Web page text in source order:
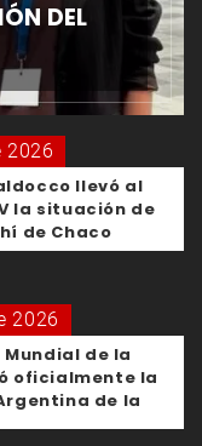
DEL
2026
llevó al
la situación de
de Chaco
2026
de la
oficialmente la
de la